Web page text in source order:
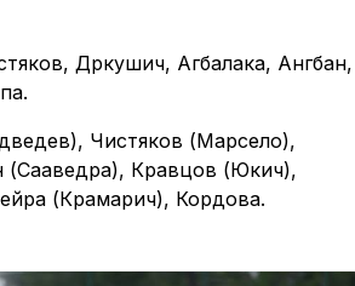
Дркушич, Агбалака, Ангбан,
Чистяков (Марсело),
(Сааведра), Кравцов (Юкич),
(Крамарич), Кордова.